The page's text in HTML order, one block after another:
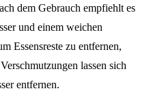
dem Gebrauch empfiehlt es
und einem weichen
Essensreste zu entfernen,
lassen sich
entfernen.